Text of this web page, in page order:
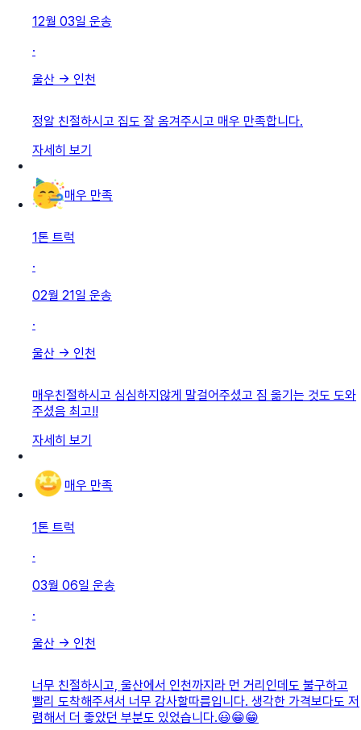
12월 03일 운송
·
울산 → 인천
정알 친절하시고 집도 잘 옴겨주시고 매우 만족합니다.
자세히 보기
매우 만족
1톤 트럭
·
02월 21일 운송
·
울산 → 인천
매우친절하시고 심심하지않게 말걸어주셨고 짐 옮기는 것도 도와
주셨음 최고!!
자세히 보기
매우 만족
1톤 트럭
·
03월 06일 운송
·
울산 → 인천
너무 친절하시고, 울산에서 인천까지라 먼 거리인데도 불구하고
빨리 도착해주셔서 너무 감사할따름입니다. 생각한 가격보다도 저
렴해서 더 좋았던 부분도 있었습니다.😃😁😁